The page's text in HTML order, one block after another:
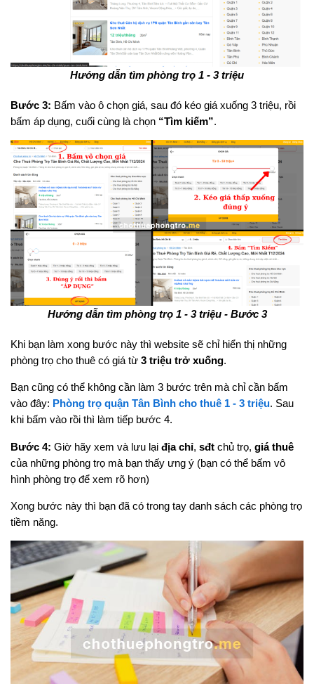
Hướng dẫn tìm phòng trọ 1 - 3 triệu
Bước 3: Bấm vào ô chọn giá, sau đó kéo giá xuống 3 triệu, rồi
bấm áp dụng, cuối cùng là chọn “Tìm kiếm”.
Hướng dẫn tìm phòng trọ 1 - 3 triệu - Bước 3
Khi bạn làm xong bước này thì website sẽ chỉ hiển thị những
phòng trọ cho thuê có giá từ 3 triệu trở xuống.
Bạn cũng có thể không cần làm 3 bước trên mà chỉ cần bấm
vào đây: Phòng trọ quận Tân Bình cho thuê 1 - 3 triệu. Sau
khi bấm vào rồi thì làm tiếp bước 4.
Bước 4: Giờ hãy xem và lưu lại địa chỉ, sđt chủ trọ, giá thuê
của những phòng trọ mà bạn thấy ưng ý (bạn có thể bấm vô
hình phòng trọ để xem rõ hơn)
Xong bước này thì bạn đã có trong tay danh sách các phòng trọ
tiềm năng.